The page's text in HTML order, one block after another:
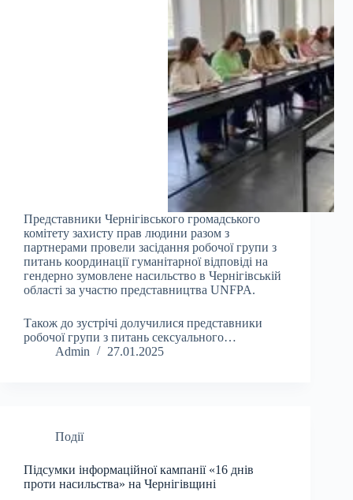
Представники Чернігівського громадського
комітету захисту прав людини разом з
партнерами провели засідання робочої групи з
питань координації гуманітарної відповіді на
гендерно зумовлене насильство в Чернігівській
області за участю представництва UNFPA.
Також до зустрічі долучилися представники
робочої групи з питань сексуального…
Admin
27.01.2025
Події
Підсумки інформаційної кампанії «16 днів
проти насильства» на Чернігівщині